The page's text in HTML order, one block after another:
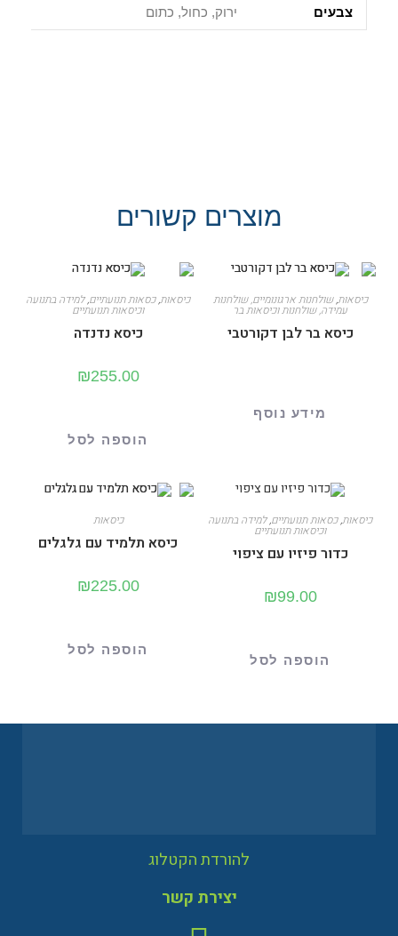
צבעים ירוק, כחול, כתום
מוצרים קשורים
כיסאות,שולחנות ארגונומיים, שולחנות
עמידה, שולחנות וכיסאות בר
כיסא בר לבן דקורטבי
מידע נוסף
כיסאות,כסאות תנועתיים,למידה בתנועה
וכיסאות תנועתיים
כיסא נדנדה
₪255.00
הוספה לסל
כיסאות,כסאות תנועתיים,למידה בתנועה
וכיסאות תנועתיים
כדור פיזיו עם ציפוי
₪99.00
הוספה לסל
כיסאות
כיסא תלמיד עם גלגלים
₪225.00
הוספה לסל
להורדת הקטלוג
יצירת קשר